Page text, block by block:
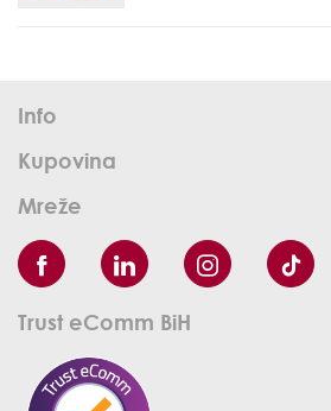
Info
Kupovina
Mreže
Trust eComm BiH